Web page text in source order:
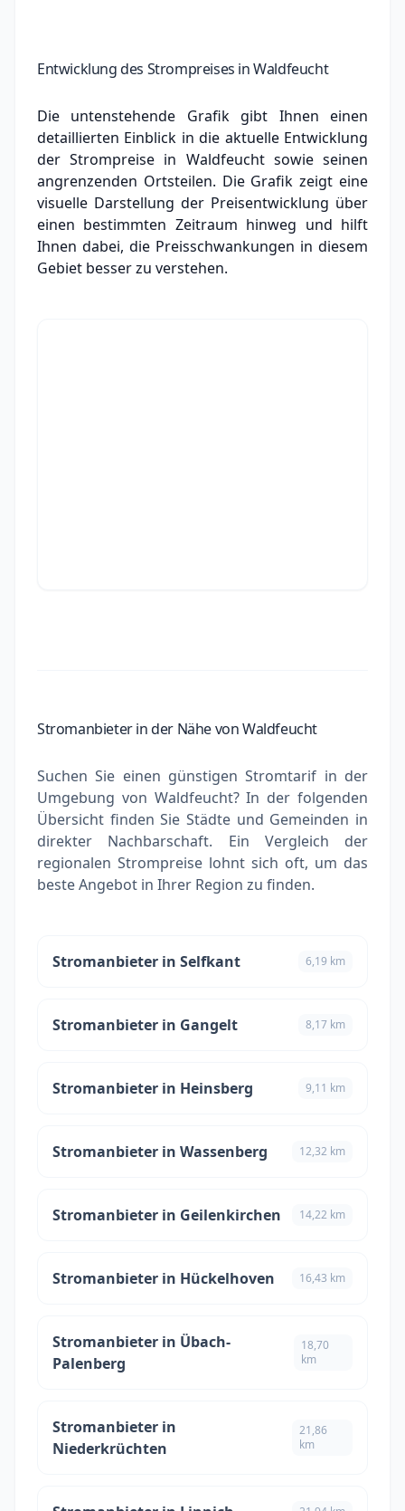
Entwicklung des Strompreises in Waldfeucht
Die untenstehende Grafik gibt Ihnen einen
detaillierten Einblick in die aktuelle Entwicklung
der Strompreise in Waldfeucht sowie seinen
angrenzenden Ortsteilen. Die Grafik zeigt eine
visuelle Darstellung der Preisentwicklung über
einen bestimmten Zeitraum hinweg und hilft
Ihnen dabei, die Preisschwankungen in diesem
Gebiet besser zu verstehen.
Stromanbieter in der Nähe von Waldfeucht
Suchen Sie einen günstigen Stromtarif in der
Umgebung von Waldfeucht? In der folgenden
Übersicht finden Sie Städte und Gemeinden in
direkter Nachbarschaft. Ein Vergleich der
regionalen Strompreise lohnt sich oft, um das
beste Angebot in Ihrer Region zu finden.
Stromanbieter in Selfkant 6,19 km
Stromanbieter in Gangelt 8,17 km
Stromanbieter in Heinsberg 9,11 km
Stromanbieter in Wassenberg 12,32 km
Stromanbieter in Geilenkirchen 14,22 km
Stromanbieter in Hückelhoven 16,43 km
Stromanbieter in Übach-
Palenberg
18,70
km
Stromanbieter in
Niederkrüchten
21,86
km